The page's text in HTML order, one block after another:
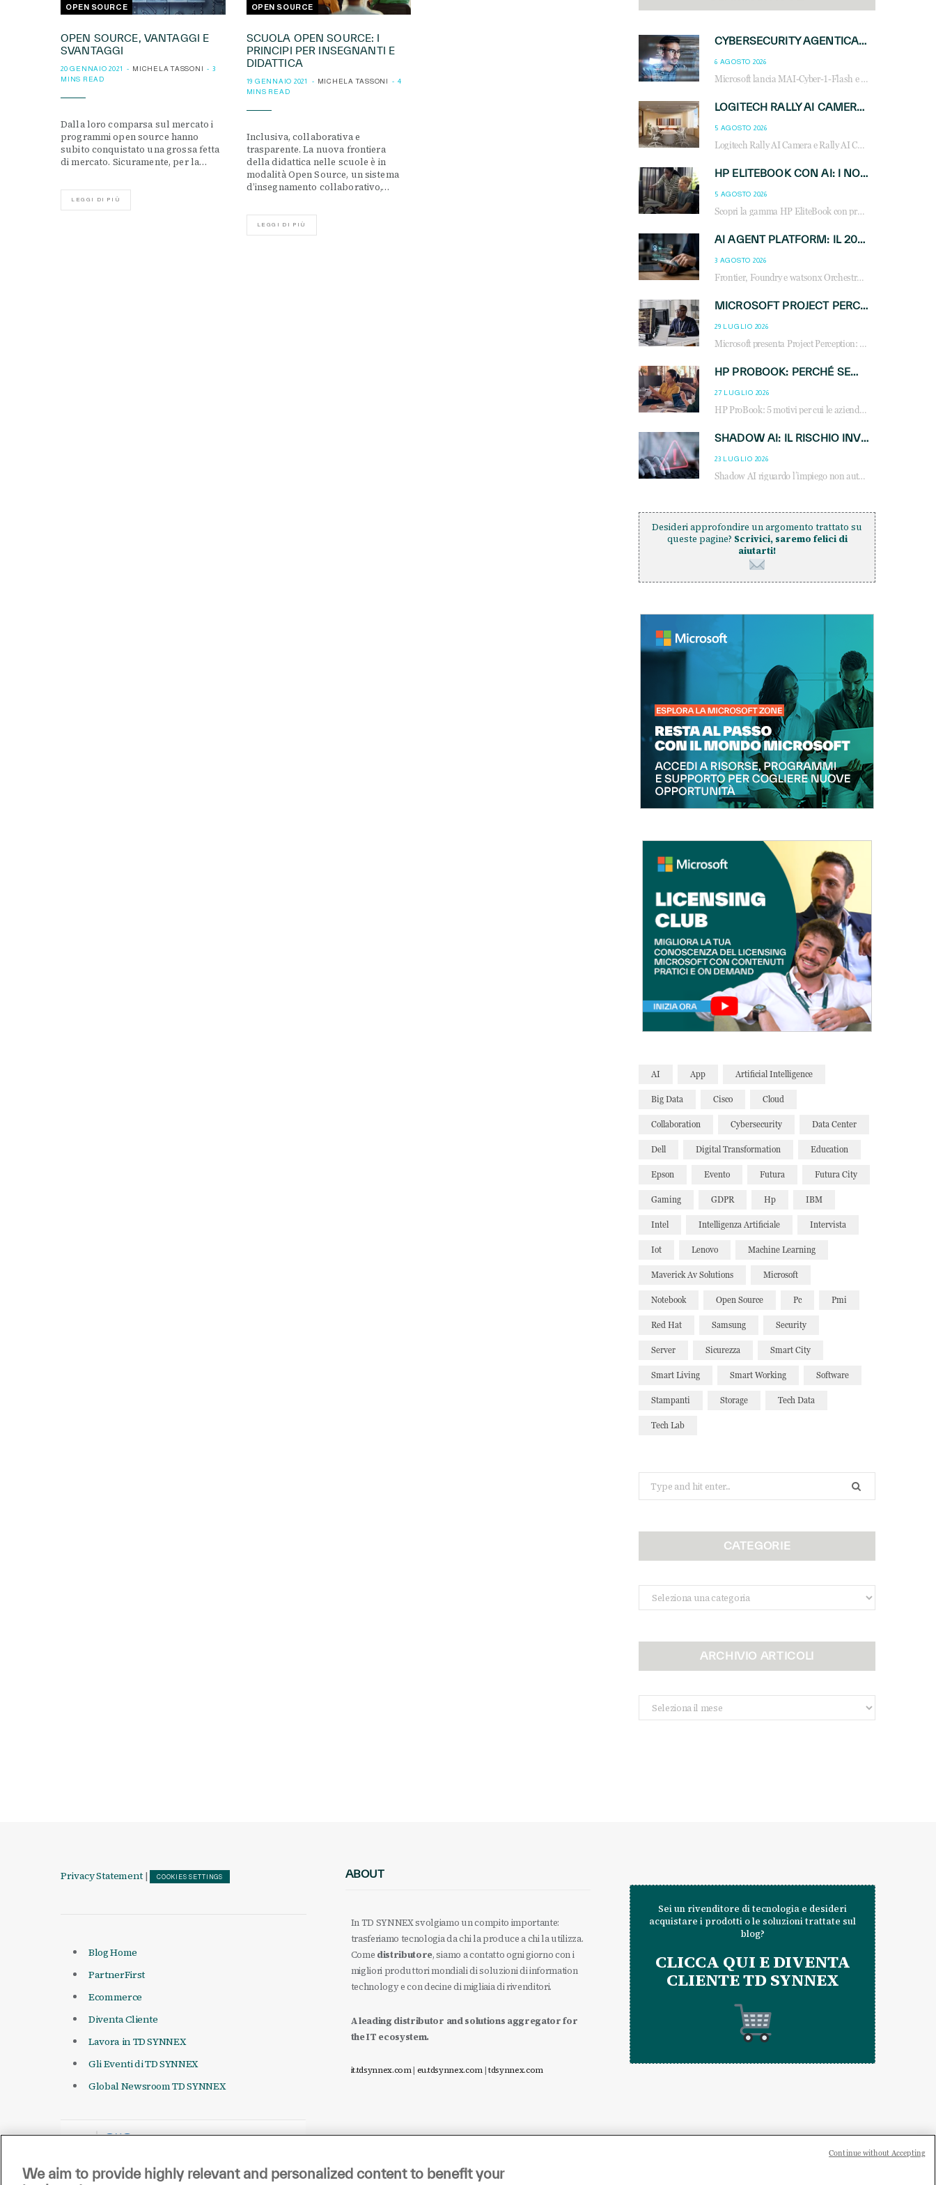
OPEN SOURCE
OPEN SOURCE, VANTAGGI E
SVANTAGGI
20 GENNAIO 2021 MICHELA TASSONI
3
MINS READ
Dalla loro comparsa sul mercato i
programmi open source hanno
subito conquistato una grossa fetta
di mercato. Sicuramente, per la…
LEGGI DI PIÙ
OPEN SOURCE
SCUOLA OPEN SOURCE: I
PRINCIPI PER INSEGNANTI E
DIDATTICA
19 GENNAIO 2021 MICHELA TASSONI
4
MINS READ
Inclusiva, collaborativa e
trasparente. La nuova frontiera
della didattica nelle scuole è in
modalità Open Source, un sistema
d’insegnamento collaborativo,…
LEGGI DI PIÙ
CYBERSECURITY AGENTICA: CON PERCEPTION E MAI-CYBER-1-FLASH MICROSOFT APRE NUOVI SERVIZI PER IL CANALE
6 AGOSTO 2026
Microsoft lancia MAI-Cyber-1-Flash e Perception: cybersecurity agentica in preview dal 3 novembre. Cosa cambia per MSP, system integrator e reseller.
LOGITECH RALLY AI CAMERA: L’INTELLIGENZA ARTIFICIALE ENTRA NELLE SALE RIUNIONI DI NUOVA GENERAZIONE
5 AGOSTO 2026
Logitech Rally AI Camera e Rally AI Camera Pro trasformano gli spazi di collaborazione con AI, inquadratura intelligente, multi-camera e gestione avanzata dei meeting ibridi.
HP ELITEBOOK CON AI: I NOTEBOOK BUSINESS INTELLIGENTI CHE TRASFORMANO PRODUTTIVITÀ, SICUREZZA E LAVORO IBRIDO
5 AGOSTO 2026
Scopri la gamma HP EliteBook con processori Intel® Core™ Ultra e AMD Ryzen™ AI. Notebook business progettati per aumentare la produttività, migliorare la collaborazione e garantire sicurezza avanzata in ufficio e in mobilità.
AI AGENT PLATFORM: IL 2026 È L’ANNO DEL «SISTEMA OPERATIVO» PER GLI AGENTI AZIENDALI
3 AGOSTO 2026
Frontier, Foundry e watsonx Orchestrate: la guerra delle piattaforme AI agent ridisegna il mercato IT. Cosa cambia per reseller, MSP e system integrator.
MICROSOFT PROJECT PERCEPTION: COME GLI AGENTI AI CAMBIERANNO SOC, CYBERSECURITY E SERVIZI MSP
29 LUGLIO 2026
Microsoft presenta Project Perception: scopri come gli agenti AI possono trasformare cybersecurity, SOC e servizi gestiti degli MSP.
HP PROBOOK: PERCHÉ SEMPRE PIÙ AZIENDE SCELGONO NOTEBOOK PROGETTATI PER IL LAVORO MODERNO
27 LUGLIO 2026
HP ProBook: 5 motivi per cui le aziende scelgono i notebook business HP per migliorare produttività, sicurezza e gestione dell’AI.
SHADOW AI: IL RISCHIO INVISIBILE CHE LE AZIENDE POSSONO GOVERNARE
23 LUGLIO 2026
Shadow AI riguardo l’impiego non autorizzato di sistemi AI all’interno dell’azienda. E’ una pratica che si diffonde a partire dai dipendenti fino ai dirigenti e mette a repentaglio la cybersecurity, con costi più elevati per le organizzazioni. Due recenti report illustrano il fenomeno e forniscono dati in merito
Desideri approfondire un argomento trattato su
queste pagine? Scrivici, saremo felici di
aiutarti!
AI App Artificial Intelligence
Big Data Cisco Cloud
Collaboration Cybersecurity Data Center
Dell Digital Transformation Education
Epson Evento Futura Futura City
Gaming GDPR Hp IBM
Intel Intelligenza Artificiale Intervista
Iot Lenovo Machine Learning
Maverick Av Solutions Microsoft
Notebook Open Source Pc Pmi
Red Hat Samsung Security
Server Sicurezza Smart City
Smart Living Smart Working Software
Stampanti Storage Tech Data
Tech Lab
for:
CATEGORIE
Categorie
ARCHIVIO ARTICOLI
Archivio
Articoli
Privacy Statement | COOKIES SETTINGS
Blog Home
PartnerFirst
Ecommerce
Diventa Cliente
Lavora in TD SYNNEX
Gli Eventi di TD SYNNEX
Global Newsroom TD SYNNEX
ABOUT
In TD SYNNEX svolgiamo un compito importante:
trasferiamo tecnologia da chi la produce a chi la utilizza.
Come distributore, siamo a contatto ogni giorno con i
migliori produttori mondiali di soluzioni di information
technology e con decine di migliaia di rivenditori.
A leading distributor and solutions aggregator for
the IT ecosystem.
it.tdsynnex.com| eu.tdsynnex.com|tdsynnex.com
Sei un rivenditore di tecnologia e desideri
acquistare i prodotti o le soluzioni trattate sul
blog?
CLICCA QUI E DIVENTA
CLIENTE TD SYNNEX
We aim to provide highly relevant and personalized content to benefit your
Continue without Accepting